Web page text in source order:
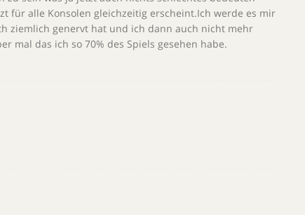
für alle Konsolen gleichzeitig erscheint.Ich werde es mir
ziemlich genervt hat und ich dann auch nicht mehr
mal das ich so 70% des Spiels gesehen habe.